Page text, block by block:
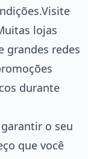
lojas
grandes redes
durante
o seu
que você